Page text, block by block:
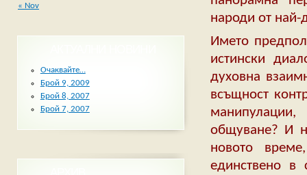
народи от най-
Името
истински
духовна
всъщност
манипулации,
общуване? И
новото
единствено в
« Nov
Очаквайте…
Брой 9, 2009
Брой 8, 2007
Брой 7, 2007